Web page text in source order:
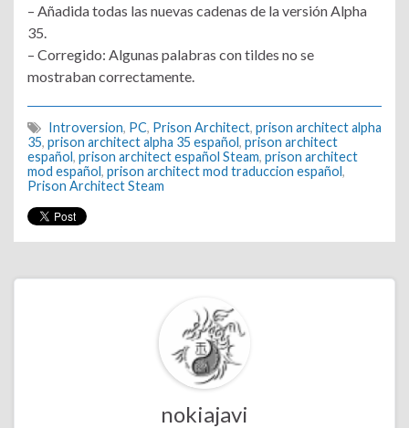
– Añadida todas las nuevas cadenas de la versión Alpha
35.
– Corregido: Algunas palabras con tildes no se
mostraban correctamente.
Introversion, PC, Prison Architect, prison architect alpha
35, prison architect alpha 35 español, prison architect
español, prison architect español Steam, prison architect
mod español, prison architect mod traduccion español,
Prison Architect Steam
nokiajavi